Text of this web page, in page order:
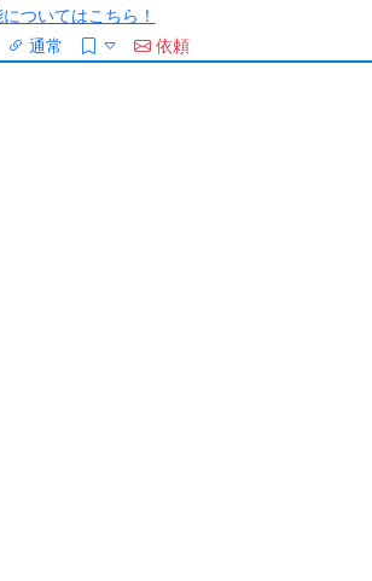
ついてはこちら！
通常
依頼